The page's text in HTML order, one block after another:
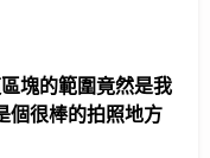
塊的範圍竟然是我
個很棒的拍照地方